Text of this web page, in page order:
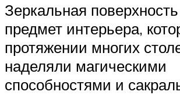
Зеркальная поверхность
предмет интерьера,
протяжении многих
наделяли магическими
способностями и